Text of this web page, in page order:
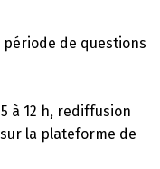
de questions
à 12 h, rediffusion
la plateforme de